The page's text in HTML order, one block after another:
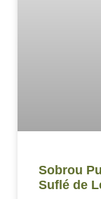
Sobrou
Suflé de